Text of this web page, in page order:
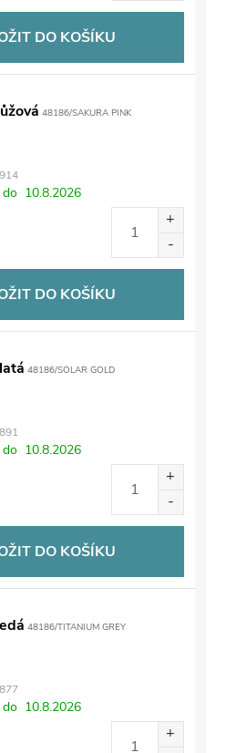
DO KOŠÍKU
48186/SAKURA PINK
do 10.8.2026
DO KOŠÍKU
48186/SOLAR GOLD
do 10.8.2026
DO KOŠÍKU
48186/TITANIUM GREY
do 10.8.2026